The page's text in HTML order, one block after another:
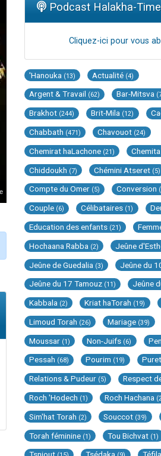
Podcast Halakha-Time
Cliquez-ici pour vous
'Hanouka (13) Actualité (4)
Argent & Travail (62) Bar-Mitsva
Brakhot (244) Brit-Mila (12)
Chabbath (471) Chavouot (24)
Chemirat haLachone (21) Chemita
Chiddoukh (7) Chémini Atseret (5)
Compte du Omer (5) Conversion
Couple (6) Célibataires (1)
Education des enfants (21)
Hochaana Rabba (2) Jeûne
Jeûne de Guedalia (3) Jeûne du
Jeûne du 17 Tamouz (11) Jeûne
Kabbala (2) Kriat haTorah (19)
Limoud Torah (26) Mariage (39)
Moussar (1) Non-Juifs (6)
Pessah (68) Pourim (19)
Relations & Pudeur (5) Respect
Roch 'Hodech (1) Roch Hachana
Sim'hat Torah (2) Souccot (39)
Torah féminine (1) Tou Bichvat (1)